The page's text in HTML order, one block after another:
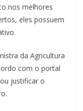
nos melhores
eles possuem
da Agricultura
com o portal
justificar o